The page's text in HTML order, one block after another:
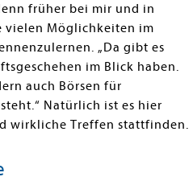
früher bei mir und in
vielen Möglichkeiten im
„Da gibt es
im Blick haben.
auch Börsen für
Natürlich ist es hier
wirkliche Treffen stattfinden.